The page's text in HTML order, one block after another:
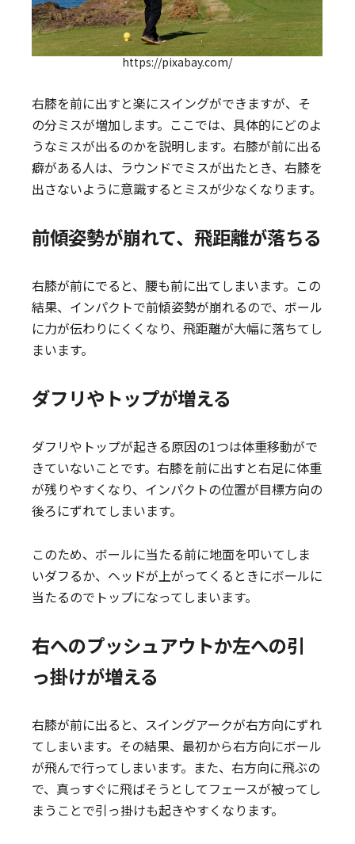
https://pixabay.com/
右膝を前に出すと楽にスイングができますが、そ
の分ミスが増加します。ここでは、具体的にどのよ
うなミスが出るのかを説明します。右膝が前に出る
癖がある人は、ラウンドでミスが出たとき、右膝を
出さないように意識するとミスが少なくなります。
前傾姿勢が崩れて、飛距離が落ちる
右膝が前にでると、腰も前に出てしまいます。この
結果、インパクトで前傾姿勢が崩れるので、ボール
に力が伝わりにくくなり、飛距離が大幅に落ちてし
まいます。
ダフリやトップが増える
ダフリやトップが起きる原因の1つは体重移動がで
きていないことです。右膝を前に出すと右足に体重
が残りやすくなり、インパクトの位置が目標方向の
後ろにずれてしまいます。
このため、ボールに当たる前に地面を叩いてしま
いダフるか、ヘッドが上がってくるときにボールに
当たるのでトップになってしまいます。
右へのプッシュアウトか左への引
っ掛けが増える
右膝が前に出ると、スイングアークが右方向にずれ
てしまいます。その結果、最初から右方向にボール
が飛んで行ってしまいます。また、右方向に飛ぶの
で、真っすぐに飛ばそうとしてフェースが被ってし
まうことで引っ掛けも起きやすくなります。